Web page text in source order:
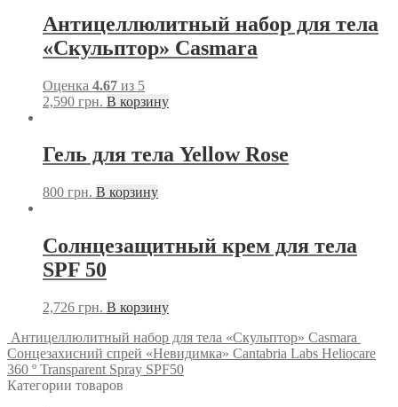
Антицеллюлитный набор для тела
«Скульптор» Casmara
Оценка 4.67 из 5
2,590 грн. В корзину
Гель для тела Yellow Rose
800 грн. В корзину
Солнцезащитный крем для тела
SPF 50
2,726 грн. В корзину
Антицеллюлитный набор для тела «Скульптор» Casmara
Сонцезахисний спрей «Невидимка» Cantabria Labs Heliocare
360 ​​º Transparent Spray SPF50
Категории товаров